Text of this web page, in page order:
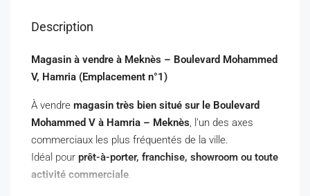
Description
Magasin à vendre à Meknès – Boulevard Mohammed
V, Hamria (Emplacement n°1)
À vendre magasin très bien situé sur le Boulevard
Mohammed V à Hamria – Meknès, l’un des axes
commerciaux les plus fréquentés de la ville.
Idéal pour prêt-à-porter, franchise, showroom ou toute
activité commerciale.